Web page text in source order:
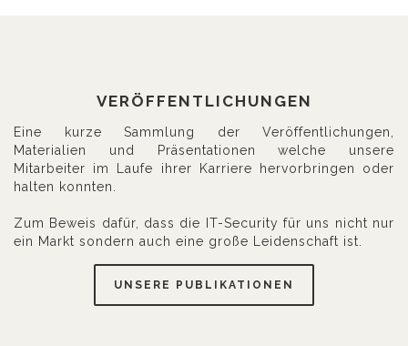
VERÖFFENTLICHUNGEN
Eine kurze Sammlung der Veröffentlichungen,
Materialien und Präsentationen welche unsere
Mitarbeiter im Laufe ihrer Karriere hervorbringen oder
halten konnten.
Zum Beweis dafür, dass die IT-Security für uns nicht nur
ein Markt sondern auch eine große Leidenschaft ist.
UNSERE PUBLIKATIONEN